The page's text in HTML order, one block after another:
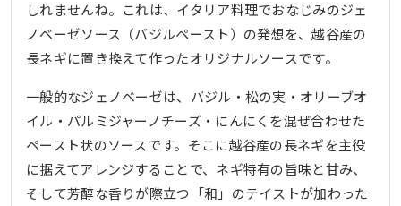
しれませんね。これは、イタリア料理でおなじみのジェ
ノベーゼソース（バジルペースト）の発想を、越谷産の
長ネギに置き換えて作ったオリジナルソースです。
一般的なジェノベーゼは、バジル・松の実・オリーブオ
イル・パルミジャーノチーズ・にんにくを混ぜ合わせた
ペースト状のソースです。そこに越谷産の長ネギを主役
に据えてアレンジすることで、ネギ特有の旨味と甘み、
そして芳醇な香りが際立つ「和」のテイストが加わった